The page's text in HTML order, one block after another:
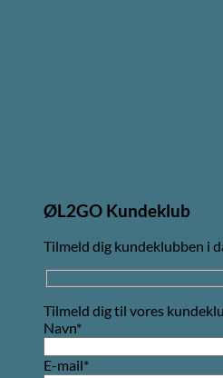
ØL2GO Kundeklub
Tilmeld dig kundeklubben i
Tilmeld dig til vores
Navn*
E-mail*